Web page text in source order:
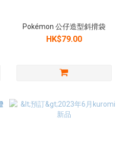
Pokémon 公仔造型斜揹袋
HK$79.00